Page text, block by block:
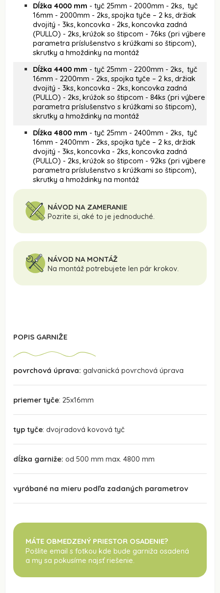
Dĺžka 4000 mm - tyč 25mm - 2000mm - 2ks, tyč
16mm - 2000mm - 2ks, spojka tyče – 2 ks, držiak
dvojitý - 3ks, koncovka - 2ks, koncovka zadná
(PULLO) - 2ks, krúžok so štipcom - 76ks (pri výbere
parametra príslušenstvo s krúžkami so štipcom),
skrutky a hmoždinky na montáž
Dĺžka 4400 mm - tyč 25mm - 2200mm - 2ks, tyč
16mm - 2200mm - 2ks, spojka tyče – 2 ks, držiak
dvojitý - 3ks, koncovka - 2ks, koncovka zadná
(PULLO) - 2ks, krúžok so štipcom - 84ks (pri výbere
parametra príslušenstvo s krúžkami so štipcom),
skrutky a hmoždinky na montáž
Dĺžka 4800 mm - tyč 25mm - 2400mm - 2ks, tyč
16mm - 2400mm - 2ks, spojka tyče – 2 ks, držiak
dvojitý - 3ks, koncovka - 2ks, koncovka zadná
(PULLO) - 2ks, krúžok so štipcom - 92ks (pri výbere
parametra príslušenstvo s krúžkami so štipcom),
skrutky a hmoždinky na montáž
NÁVOD NA ZAMERANIE
Pozrite si, aké to je jednoduché.
NÁVOD NA MONTÁŽ
Na montáž potrebujete len pár krokov.
POPIS GARNIŽE
povrchová úprava: galvanická povrchová úprava
priemer tyče: 25x16mm
typ tyče: dvojradová kovová tyč
dĺžka garniže: od 500 mm max. 4800 mm
vyrábané na mieru podľa zadaných parametrov
MÁTE OBMEDZENÝ PRIESTOR OSADENIE?
Pošlite email s fotkou kde bude garniža osadená
a my sa pokusíme najsť riešenie.